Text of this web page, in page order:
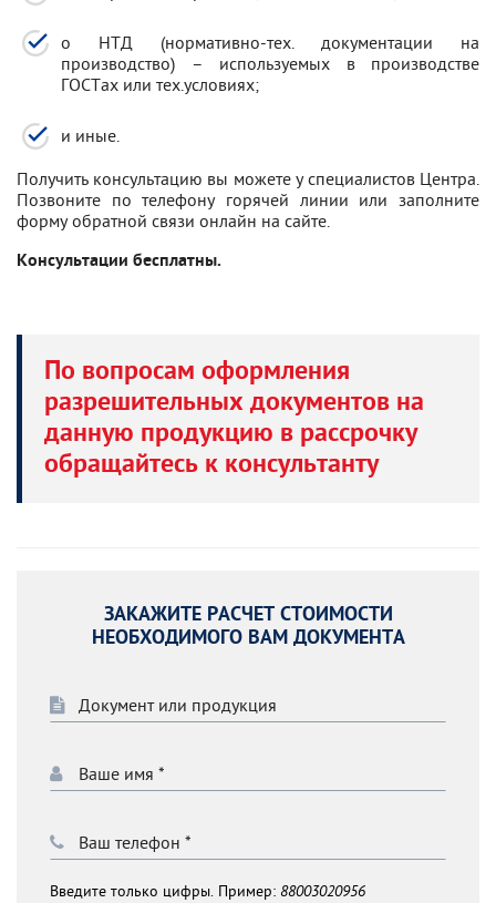
о НТД (нормативно-тех. документации на
производство) – используемых в производстве
ГОСТах или тех.условиях;
и иные.
Получить консультацию вы можете у специалистов Центра.
Позвоните по телефону горячей линии или заполните
форму обратной связи онлайн на сайте.
Консультации бесплатны.
По вопросам оформления
разрешительных документов на
данную продукцию в рассрочку
обращайтесь к консультанту
ЗАКАЖИТЕ РАСЧЕТ СТОИМОСТИ
НЕОБХОДИМОГО ВАМ ДОКУМЕНТА
Введите только цифры. Пример: 88003020956